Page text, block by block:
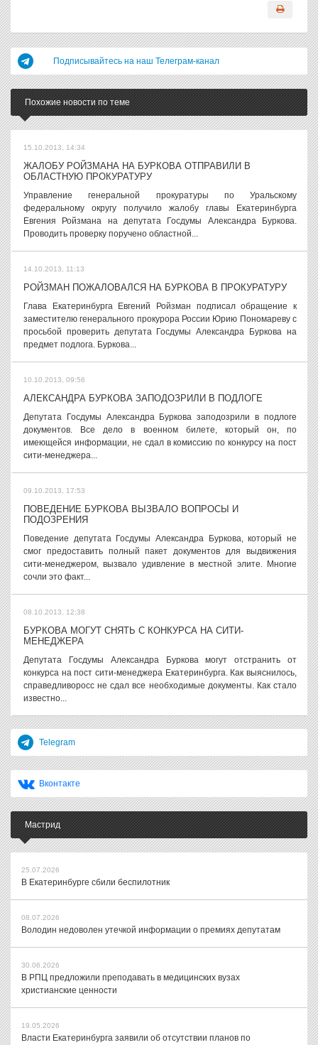
Подписывайтесь на наш Телеграм-канал
Похожие новости по теме
15.10.2013, 14:34
ЖАЛОБУ РОЙЗМАНА НА БУРКОВА ОТПРАВИЛИ В
ОБЛАСТНУЮ ПРОКУРАТУРУ
Управление генеральной прокуратуры по Уральскому
федеральному округу получило жалобу главы Екатеринбурга
Евгения Ройзмана на депутата Госдумы Александра Буркова.
Проводить проверку поручено областной...
14.10.2013, 11:13
РОЙЗМАН ПОЖАЛОВАЛСЯ НА БУРКОВА В ПРОКУРАТУРУ
Глава Екатеринбурга Евгений Ройзман подписал обращение к
заместителю генерального прокурора России Юрию Пономареву с
просьбой проверить депутата Госдумы Александра Буркова на
предмет подлога. Буркова...
10.10.2013, 09:56
АЛЕКСАНДРА БУРКОВА ЗАПОДОЗРИЛИ В ПОДЛОГЕ
Депутата Госдумы Александра Буркова заподозрили в подлоге
документов. Все дело в военном билете, который он, по
имеющейся информации, не сдал в комиссию по конкурсу на пост
сити-менеджера...
09.10.2013, 17:53
ПОВЕДЕНИЕ БУРКОВА ВЫЗВАЛО ВОПРОСЫ И
ПОДОЗРЕНИЯ
Поведение депутата Госдумы Александра Буркова, который не
смог предоставить полный пакет документов для выдвижения
сити-менеджером, вызвало удивление в местной элите. Многие
сочли это факт...
08.10.2013, 12:38
БУРКОВА МОГУТ СНЯТЬ С КОНКУРСА НА СИТИ-
МЕНЕДЖЕРА
Депутата Госдумы Александра Буркова могут отстранить от
конкурса на пост сити-менеджера Екатеринбурга. Как выяснилось,
справедливоросс не сдал все необходимые документы. Как стало
известно...
Telegram
Вконтакте
Мастрид
25.07.2026
В Екатеринбурге сбили беспилотник
08.07.2026
Володин недоволен утечкой информации о премиях депутатам
30.06.2026
В РПЦ предложили преподавать в медицинских вузах
христианские ценности
19.05.2026
Власти Екатеринбурга заявили об отсутствии планов по